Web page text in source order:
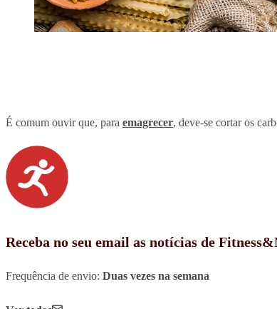
É comum ouvir que, para emagrecer, deve-se cortar os
Receba no seu email as notícias de
Frequência de envio: Duas vezes na semana